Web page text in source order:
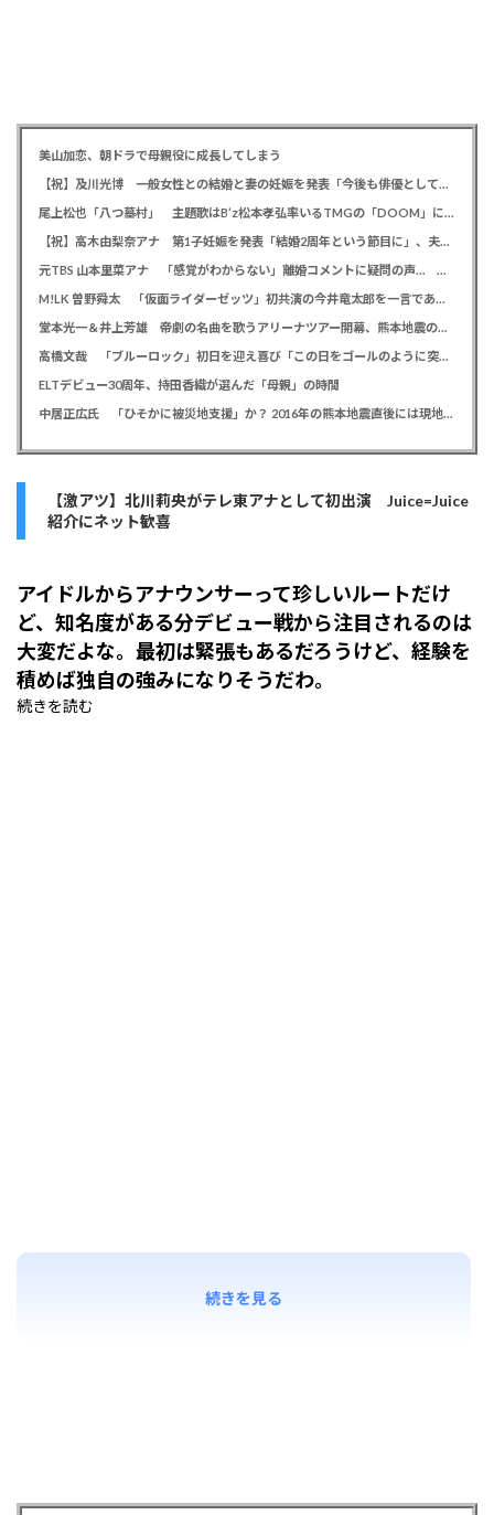
美山加恋、朝ドラで母親役に成長してしまう
【祝】及川光博 一般女性との結婚と妻の妊娠を発表「今後も俳優としてミッチーとして精進」
尾上松也「八つ墓村」 主題歌はB’z松本孝弘率いるTMGの「DOOM」に決定、メインビジュアル＆本予告編も解禁
【祝】高木由梨奈アナ 第1子妊娠を発表「結婚2周年という節目に」、夫は岸田タツヤ
元TBS 山本里菜アナ 「感覚がわからない」離婚コメントに疑問の声… シャンパンタワーの超豪華式も結婚生活は4年半で終止符
M!LK 曽野舜太 「仮面ライダーゼッツ」初共演の今井竜太郎を一言であらわすと「大きいゴールデンレトリバー
堂本光一＆井上芳雄 帝劇の名曲を歌うアリーナツアー開幕、熊本地震の募金箱も設置「ステージから元気を届けられる形になれば」
高橋文哉 「ブルーロック」初日を迎え喜び「この日をゴールのように突っ走ってきた」
ELTデビュー30周年、持田香織が選んだ「母親」の時間
中居正広氏 「ひそかに被災地支援」か？ 2016年の熊本地震直後には現地で炊き出し 親友・松本人志の闘病に心を痛め、頻繁に連絡も
【激アツ】北川莉央がテレ東アナとして初出演 Juice=Juice
紹介にネット歓喜
アイドルからアナウンサーって珍しいルートだけ
ど、知名度がある分デビュー戦から注目されるのは
大変だよな。最初は緊張もあるだろうけど、経験を
積めば独自の強みになりそうだわ。
続きを読む
続きを見る